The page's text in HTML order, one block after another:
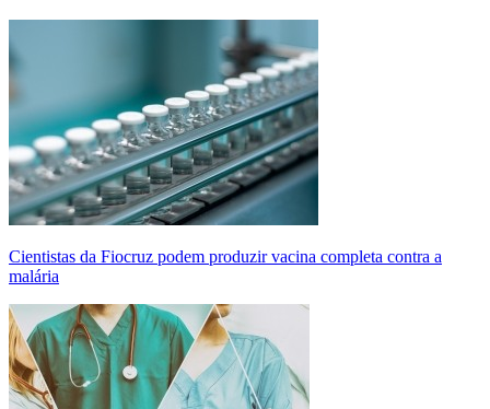
Cientistas da Fiocruz podem produzir vacina completa contra a
malária